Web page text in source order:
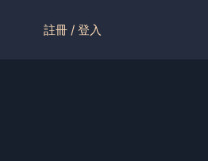
註冊 / 登入